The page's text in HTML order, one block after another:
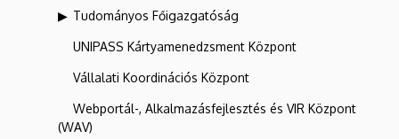
Tudományos Főigazgatóság
UNIPASS Kártyamenedzsment Központ
Vállalati Koordinációs Központ
Webportál-, Alkalmazásfejlesztés és VIR Központ
(WAV)